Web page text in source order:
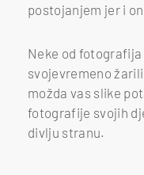
postojanjem jer i
Neke od
svojevremeno
možda vas slike
fotografije svojih
divlju stranu.